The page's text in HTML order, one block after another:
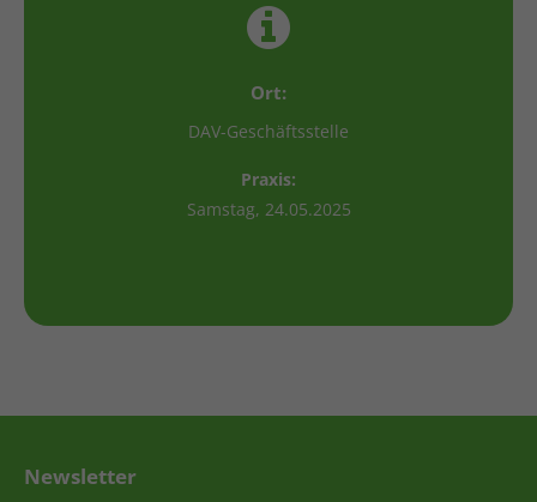
Ort:
DAV-Geschäftsstelle
Praxis:
Samstag, 24.05.2025
Newsletter